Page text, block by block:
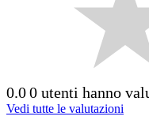
0.00 utenti hanno
Vedi tutte le valutazioni